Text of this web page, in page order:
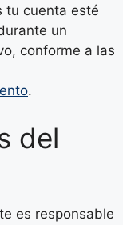
tu cuenta esté
un
conforme a las
.
del
es responsable